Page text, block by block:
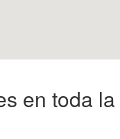
en toda